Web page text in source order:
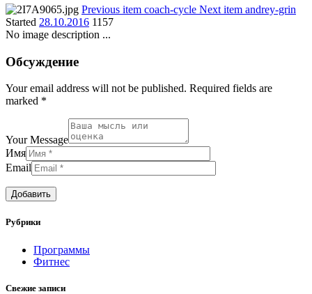
Previous item coach-cycle Next item andrey-grin
Started 28.10.2016 1157
No image description ...
Обсуждение
Your email address will not be published. Required fields are
marked *
Your Message
Имя
Email
Рубрики
Программы
Фитнес
Свежие записи